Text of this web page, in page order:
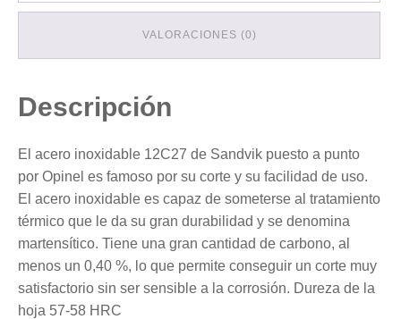
VALORACIONES (0)
Descripción
El acero inoxidable 12C27 de Sandvik puesto a punto
por Opinel es famoso por su corte y su facilidad de uso.
El acero inoxidable es capaz de someterse al tratamiento
térmico que le da su gran durabilidad y se denomina
martensítico. Tiene una gran cantidad de carbono, al
menos un 0,40 %, lo que permite conseguir un corte muy
satisfactorio sin ser sensible a la corrosión. Dureza de la
hoja 57-58 HRC